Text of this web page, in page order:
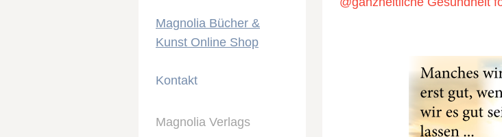
Magnolia Bücher &
Kunst Online Shop
Kontakt
Magnolia Verlags